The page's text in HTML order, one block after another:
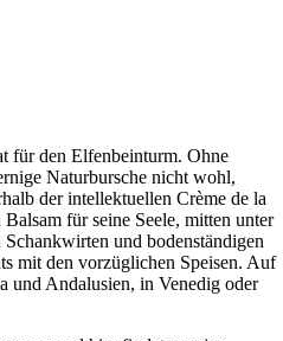
für den Elfenbeinturm. Ohne
Naturbursche nicht wohl,
der intellektuellen Crème de la
für seine Seele, mitten unter
und bodenständigen
mit den vorzüglichen Speisen. Auf
und Andalusien, in Venedig oder